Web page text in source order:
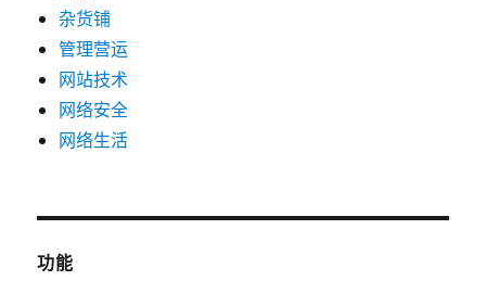
杂货铺
管理营运
网站技术
网络安全
网络生活
功能